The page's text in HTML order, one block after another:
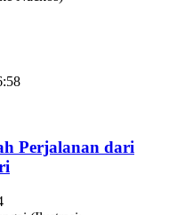
Perjalanan dari